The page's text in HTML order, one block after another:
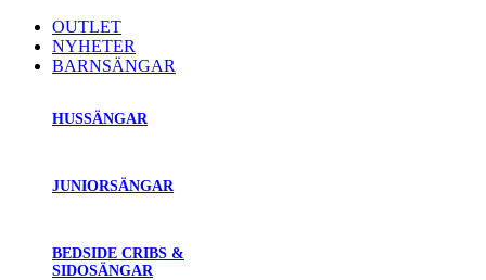
OUTLET
NYHETER
BARNSÄNGAR
HUSSÄNGAR
JUNIORSÄNGAR
BEDSIDE CRIBS &
SIDOSÄNGAR